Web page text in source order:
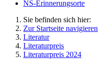
NS-Erinnerungsorte
Sie befinden sich hier:
Zur Startseite navigieren
Literatur
Literaturpreis
Literaturpreis 2024